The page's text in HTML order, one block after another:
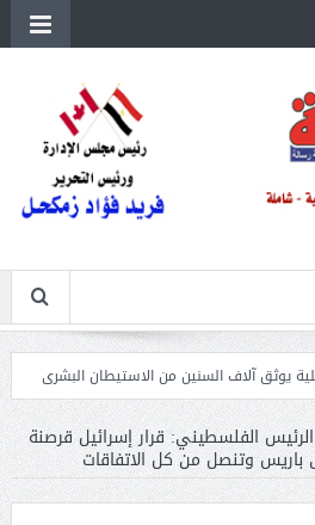
من الاستيطان البشرى اتحاد الكرة يطلب
الرئيس الفلسطيني: قرار إسرائيل قرصنة
وتنصل من كل الاتفاقات